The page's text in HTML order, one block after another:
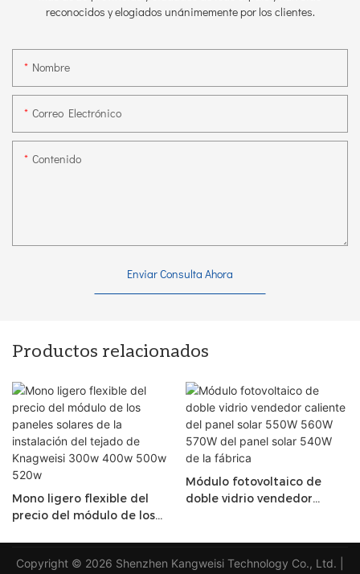
reconocidos y elogiados unánimemente por los clientes.
Nombre
Correo Electrónico
Contenido
Enviar Consulta Ahora
Productos relacionados
Mono ligero flexible del
precio del módulo de los
Knagweisi 300w 400w
Módulo fotovoltaico de
doble vidrio vendedor
fábrica
Copyright © 2026 Shenzhen Kangweisi Technology Co., Ltd. |